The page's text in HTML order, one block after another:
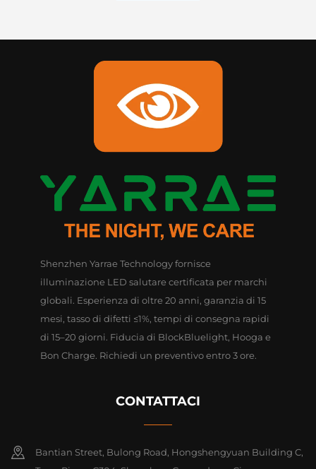
Shenzhen Yarrae Technology fornisce
illuminazione LED salutare certificata per marchi
globali. Esperienza di oltre 20 anni, garanzia di 15
mesi, tasso di difetti ≤1%, tempi di consegna rapidi
di 15–20 giorni. Fiducia di BlockBluelight, Hooga e
Bon Charge. Richiedi un preventivo entro 3 ore.
CONTATTACI
Bantian Street, Bulong Road, Hongshengyuan Building C,